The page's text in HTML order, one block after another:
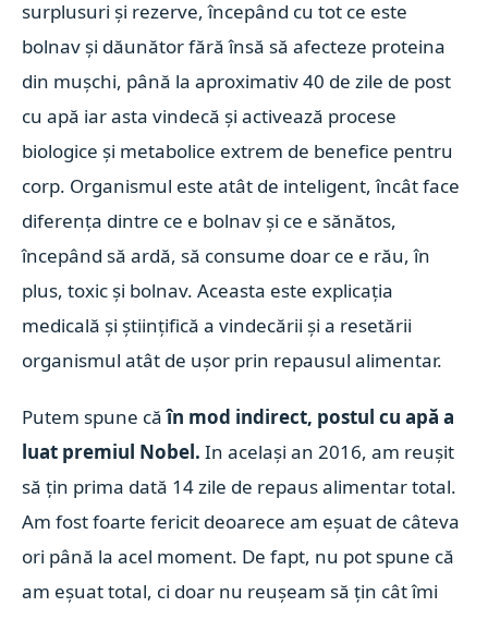
surplusuri și rezerve, începând cu tot ce este
bolnav și dăunător fără însă să afecteze proteina
din mușchi, până la aproximativ 40 de zile de post
cu apă iar asta vindecă și activează procese
biologice și metabolice extrem de benefice pentru
corp. Organismul este atât de inteligent, încât face
diferența dintre ce e bolnav și ce e sănătos,
începând să ardă, să consume doar ce e rău, în
plus, toxic și bolnav. Aceasta este explicația
medicală și științifică a vindecării și a resetării
organismul atât de ușor prin repausul alimentar.
Putem spune căîn mod indirect, postul cu apă a
luat premiul Nobel. In același an 2016, am reușit
să țin prima dată 14 zile de repaus alimentar total.
Am fost foarte fericit deoarece am eșuat de câteva
ori până la acel moment. De fapt, nu pot spune că
am eșuat total, ci doar nu reușeam să țin cât îmi